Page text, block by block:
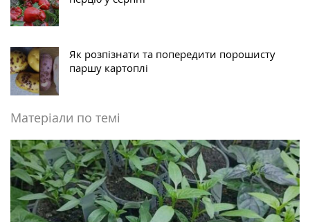
Як розпізнати та попередити порошисту
паршу картоплі
Матеріали по темі